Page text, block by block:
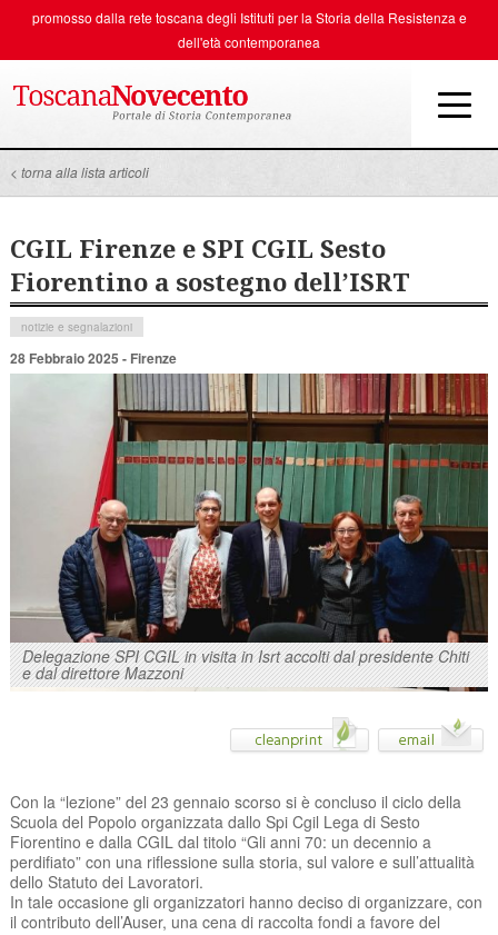
promosso dalla rete toscana degli Istituti per la Storia della Resistenza e
dell'età contemporanea
< torna alla lista articoli
CGIL Firenze e SPI CGIL Sesto
Fiorentino a sostegno dell’ISRT
notizie e segnalazioni
28 Febbraio 2025 - Firenze
Delegazione SPI CGIL in visita in Isrt accolti dal presidente Chiti
e dal direttore Mazzoni
Con la “lezione” del 23 gennaio scorso si è concluso il ciclo della
Scuola del Popolo organizzata dallo Spi Cgil Lega di Sesto
Fiorentino e dalla CGIL dal titolo “Gli anni 70: un decennio a
perdifiato” con una riflessione sulla storia, sul valore e sull’attualità
dello Statuto dei Lavoratori.
In tale occasione gli organizzatori hanno deciso di organizzare, con
il contributo dell’Auser, una cena di raccolta fondi a favore del